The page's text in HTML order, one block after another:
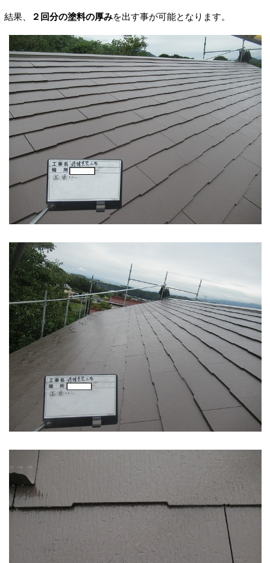
結果、 ２回分の塗料の厚みを出す事が可能となります。